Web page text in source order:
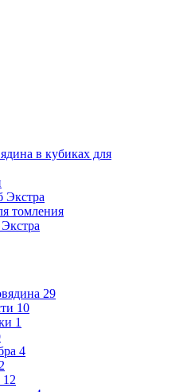
в кубиках для
Экстра
томления
29
10
1
4
12